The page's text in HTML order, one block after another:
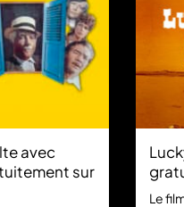
avec
sur
Le